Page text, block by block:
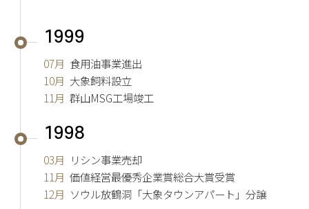
1999
07月 食用油事業進出
10月 大象飼料設立
11月 群山MSG工場竣工
1998
03月 リシン事業売却
11月 価値経営最優秀企業賞総合大賞受賞
12月 ソウル放鶴洞「大象タウンアパート」分譲